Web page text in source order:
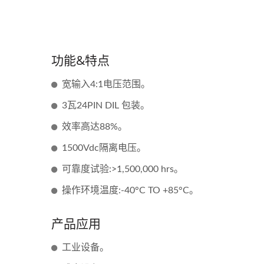
功能&特点
宽输入4:1电压范围。
3瓦24PIN DIL 包装。
效率高达88%。
1500Vdc隔离电压。
可靠度试验:>1,500,000 hrs。
操作环境温度:-40°C TO +85°C。
产品应用
工业设备。